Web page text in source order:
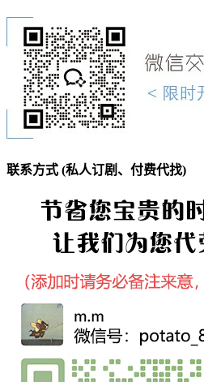
联系方式 (私人订剧、付费代找)